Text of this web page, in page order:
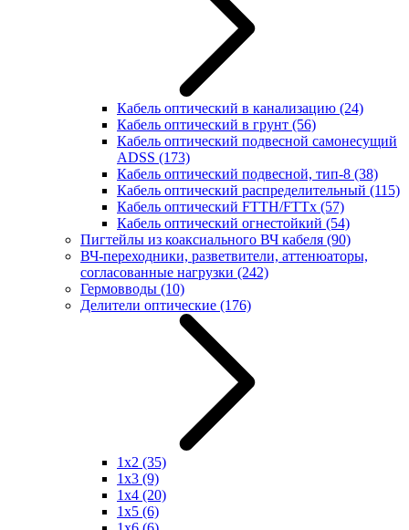
Кабель оптический в канализацию (24)
Кабель оптический в грунт (56)
Кабель оптический подвесной самонесущий
ADSS (173)
Кабель оптический подвесной, тип-8 (38)
Кабель оптический распределительный (115)
Кабель оптический FTTH/FTTx (57)
Кабель оптический огнестойкий (54)
Пигтейлы из коаксиального ВЧ кабеля (90)
ВЧ-переходники, разветвители, аттенюаторы,
согласованные нагрузки (242)
Гермовводы (10)
Делители оптические (176)
1x2 (35)
1x3 (9)
1x4 (20)
1x5 (6)